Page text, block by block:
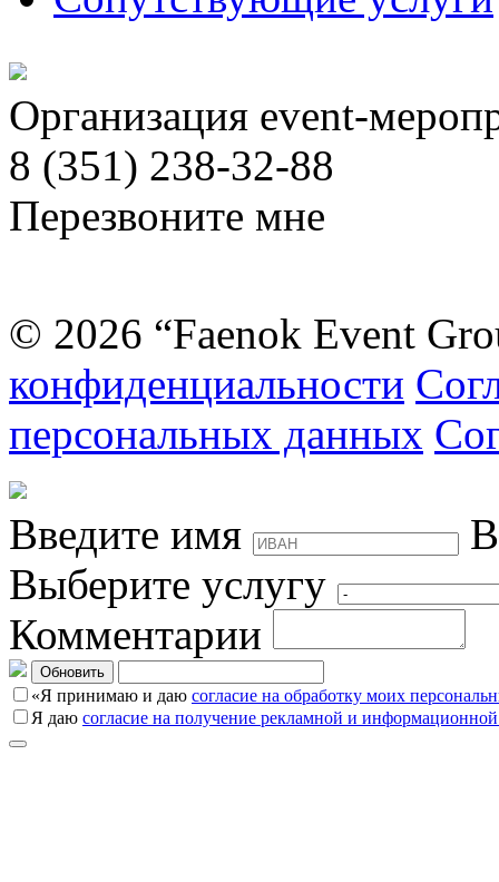
Организация event-
8 (351) 238-32-88
Перезвоните мне
© 2026 “Faenok Event
конфиденциальности
персональных данных
Введите имя
Выберите услугу
Комментарии
Обновить
«Я принимаю и даю согласие на обработку моих
Я даю согласие на получение рекламной и